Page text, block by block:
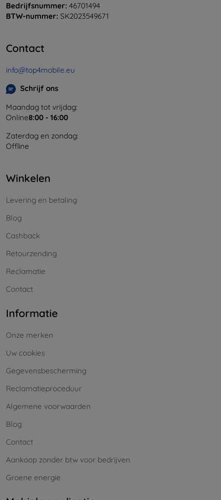
Bedrijfsnummer: 46701494
BTW-nummer: SK2023549671
Contact
info@top4mobile.eu
Schrijf ons
Maandag tot vrijdag:
Online8:00 - 16:00
Zaterdag en zondag:
Offline
Winkelen
Levering en betaling
Blog
Cashback
Retourzending
Reclamatie
Contact
Informatie
Onze merken
Uw cookies
Gegevensbescherming
Reclamatieproceduur
Algemene voorwaarden
Blog
Contact
Aankoop zonder btw voor bedrijven
Groene energie